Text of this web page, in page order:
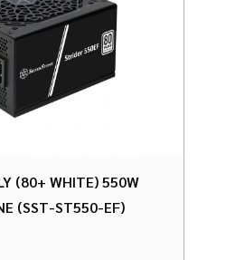
(80+ WHITE) 550W
(SST-ST550-EF)